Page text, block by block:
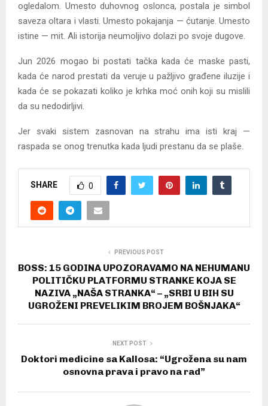
ogledalom. Umesto duhovnog oslonca, postala je simbol
saveza oltara i vlasti. Umesto pokajanja — ćutanje. Umesto
istine — mit. Ali istorija neumoljivo dolazi po svoje dugove.
Jun 2026 mogao bi postati tačka kada će maske pasti,
kada će narod prestati da veruje u pažljivo građene iluzije i
kada će se pokazati koliko je krhka moć onih koji su mislili
da su nedodirljivi.
Jer svaki sistem zasnovan na strahu ima isti kraj —
raspada se onog trenutka kada ljudi prestanu da se plaše.
SHARE 0
PREVIOUS POST
BOSS: 15 GODINA UPOZORAVAMO NA NEHUMANU
POLITIČKU PLATFORMU STRANKE KOJA SE
NAZIVA „NAŠA STRANKA“ – „SRBI U BIH SU
UGROŽENI PREVELIKIM BROJEM BOŠNJAKA“
NEXT POST
Doktori medicine sa Kallosa: “Ugrožena su nam
osnovna prava i pravo na rad”